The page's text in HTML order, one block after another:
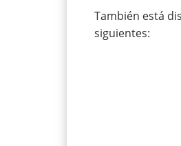
También está
siguientes: